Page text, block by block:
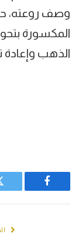
وصف روعته،
المكسورة
الذهب وإعادة
Facebook